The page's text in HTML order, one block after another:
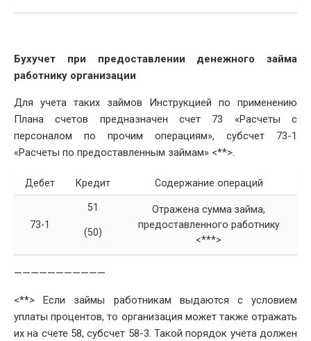
Бухучет при предоставлении денежного займа
работнику организации
Для учета таких займов Инструкцией по применению
Плана счетов предназначен счет 73 «Расчеты с
персоналом по прочим операциям», субсчет 73-1
«Расчеты по предоставленным займам» <**>.
Дебет Кредит Содержание операций
73-1
51
(50)
Отражена сумма займа,
предоставленного работнику
<***>
———————————
<**> Если займы работникам выдаются с условием
уплаты процентов, то организация может также отражать
их на счете 58, субсчет 58-3. Такой порядок учета должен